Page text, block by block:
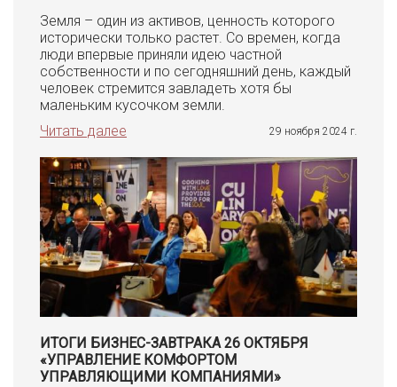
Земля – один из активов, ценность которого
исторически только растет. Со времен, когда
люди впервые приняли идею частной
собственности и по сегодняшний день, каждый
человек стремится завладеть хотя бы
маленьким кусочком земли.
Читать далее
29 ноября 2024 г.
ИТОГИ БИЗНЕС-ЗАВТРАКА 26 ОКТЯБРЯ
«УПРАВЛЕНИЕ КОМФОРТОМ
УПРАВЛЯЮЩИМИ КОМПАНИЯМИ»